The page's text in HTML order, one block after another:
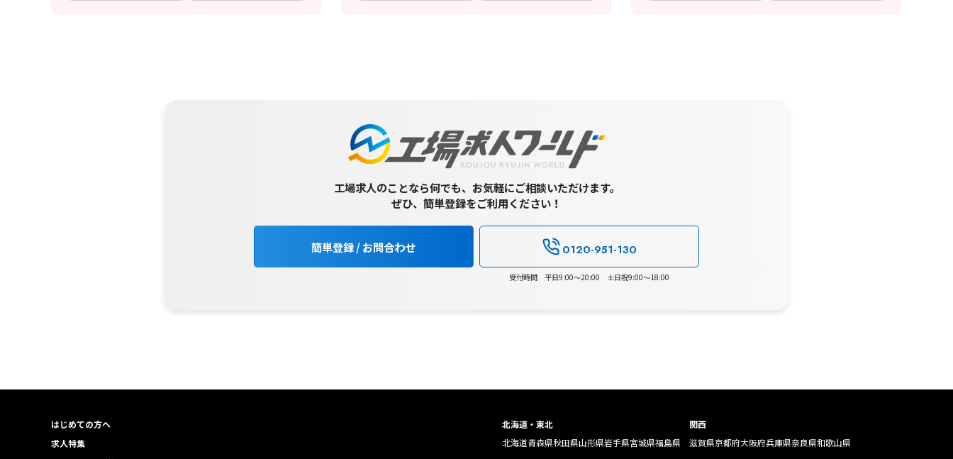
工場求人のことなら何でも、お気軽にご相談いただけます。
ぜひ、簡単登録をご利用ください！
簡単登録 / お問合わせ 0120-951-130
受付時間 平日9:00～20:00 土日祝9:00～18:00
はじめての方へ
求人特集
北海道・東北
北海道青森県秋田県山形県岩手県宮城県福島県
関西
滋賀県京都府大阪府兵庫県奈良県和歌山県